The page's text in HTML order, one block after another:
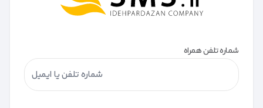
شماره تلفن همراه